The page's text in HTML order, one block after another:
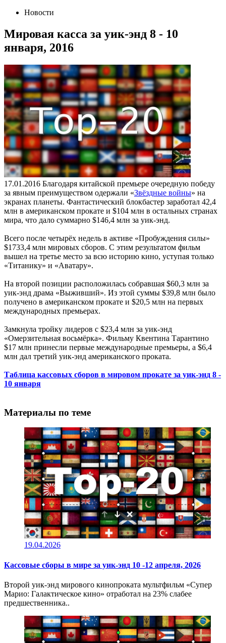
Новости
Мировая касса за уик-энд 8 - 10
января, 2016
17.01.2016 Благодаря китайской премьере очередную победу
за явным преимуществом одержали «Звёздные войны» на
экранах планеты. Фантастический блокбастер заработал 42,4
млн в американском прокате и $104 млн в остальных странах
мира, что дало суммарно $146,4 млн за уик-энд.
Всего после четырёх недель в активе «Пробуждения силы»
$1733,4 млн мировых сборов. С этим результатом фильм
вышел на третье место за всю историю кино, уступая только
«Титанику» и «Аватару».
На второй позиции расположилась собравшая $60,3 млн за
уик-энд драма «Выживший». Из этой суммы $39,8 млн было
получено в американском прокате и $20,5 млн на первых
международных премьерах.
Замкнула тройку лидеров с $23,4 млн за уик-энд
«Омерзительная восьмёрка». Фильму Квентина Тарантино
$17 млн принесли первые международные премьеры, а $6,4
млн дал третий уик-энд американского проката.
Таблица кассовых сборов в мировом прокате за уик-энд 8 -
10 января
Материалы по теме
19.04.2026
Кассовые сборы в мире за уик-энд 10 -12 апреля, 2026
Второй уик-энд мирового кинопроката мультфильм «Супер
Марио: Галактическое кино» отработал на 23% слабее
предшественника..